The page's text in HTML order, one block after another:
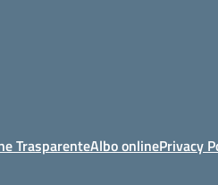
TrasparenteAlbo onlinePrivacy